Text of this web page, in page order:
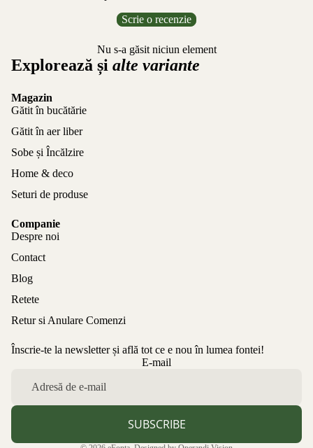
Scrie o recenzie
Nu s-a găsit niciun element
Explorează și alte variante
Magazin
Gătit în bucătărie
Gătit în aer liber
Sobe și Încălzire
Home & deco
Seturi de produse
Companie
Despre noi
Contact
Blog
Retete
Retur si Anulare Comenzi
Înscrie-te la newsletter și află tot ce e nou în lumea fontei!
E-mail
SUBSCRIBE
Politica de confidențialitate